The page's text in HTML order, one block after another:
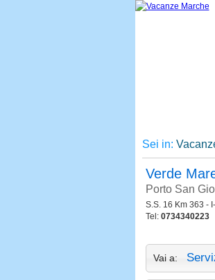
Sei in:
Verde
Porto San
S.S. 16 Km 363 -
Tel: 0734340223
Vai a: